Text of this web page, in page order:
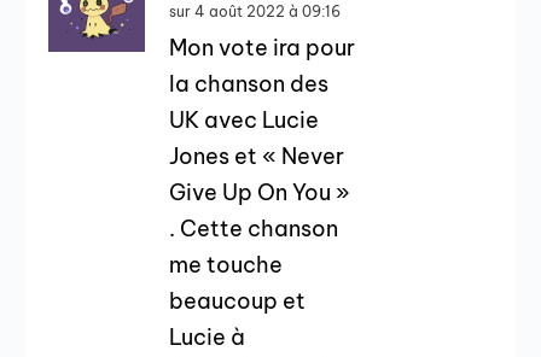
sur 4 août 2022 à 09:16
Mon vote ira pour
la chanson des
UK avec Lucie
Jones et « Never
Give Up On You »
. Cette chanson
me touche
beaucoup et
Lucie à